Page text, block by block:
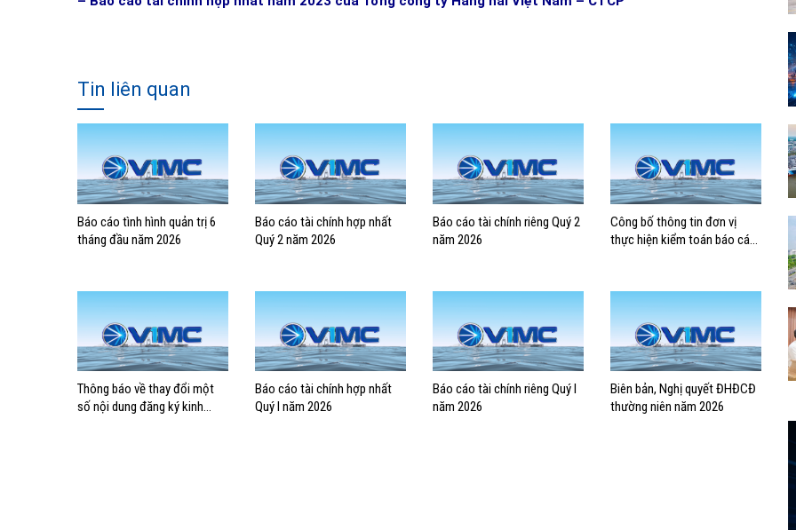
Tin liên quan
Báo cáo tình hình quản trị 6
tháng đầu năm 2026
Báo cáo tài chính hợp nhất
Quý 2 năm 2026
Báo cáo tài chính riêng Quý 2
năm 2026
Công bố thông tin đơn vị
thực hiện kiểm toán báo cáo
Thông báo về thay đổi một
số nội dung đăng ký kinh
Báo cáo tài chính hợp nhất
Quý I năm 2026
Báo cáo tài chính riêng Quý I
năm 2026
Biên bản, Nghị quyết ĐHĐCĐ
thường niên năm 2026